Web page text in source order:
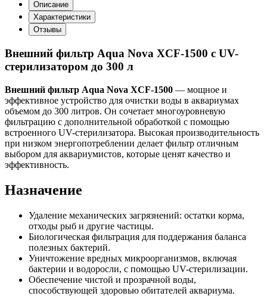
Описание
Характеристики
Отзывы
Внешний фильтр Aqua Nova XCF-1500 с UV-
стерилизатором до 300 л
Внешний фильтр Aqua Nova XCF-1500 — мощное и
эффективное устройство для очистки воды в аквариумах
объемом до 300 литров. Он сочетает многоуровневую
фильтрацию с дополнительной обработкой с помощью
встроенного UV-стерилизатора. Высокая производительность
при низком энергопотреблении делает фильтр отличным
выбором для аквариумистов, которые ценят качество и
эффективность.
Назначение
Удаление механических загрязнений: остатки корма,
отходы рыб и другие частицы.
Биологическая фильтрация для поддержания баланса
полезных бактерий.
Уничтожение вредных микроорганизмов, включая
бактерии и водоросли, с помощью UV-стерилизации.
Обеспечение чистой и прозрачной воды,
способствующей здоровью обитателей аквариума.